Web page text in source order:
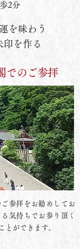
2分
を味わう
印を作る
でのご参拝
参拝をお勧めしてお
気持ちでお参り頂く
とができます。